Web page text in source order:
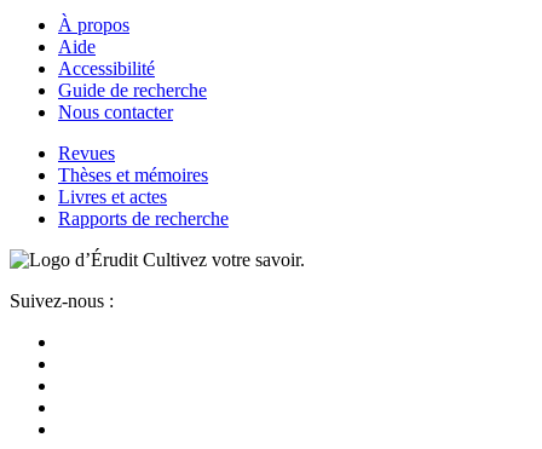
À propos
Aide
Accessibilité
Guide de recherche
Nous contacter
Revues
Thèses et mémoires
Livres et actes
Rapports de recherche
Cultivez votre savoir.
Suivez-nous :